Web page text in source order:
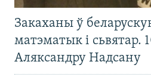
Закаханы ў
матэматык і сьвятар.
Аляксандру Надсану